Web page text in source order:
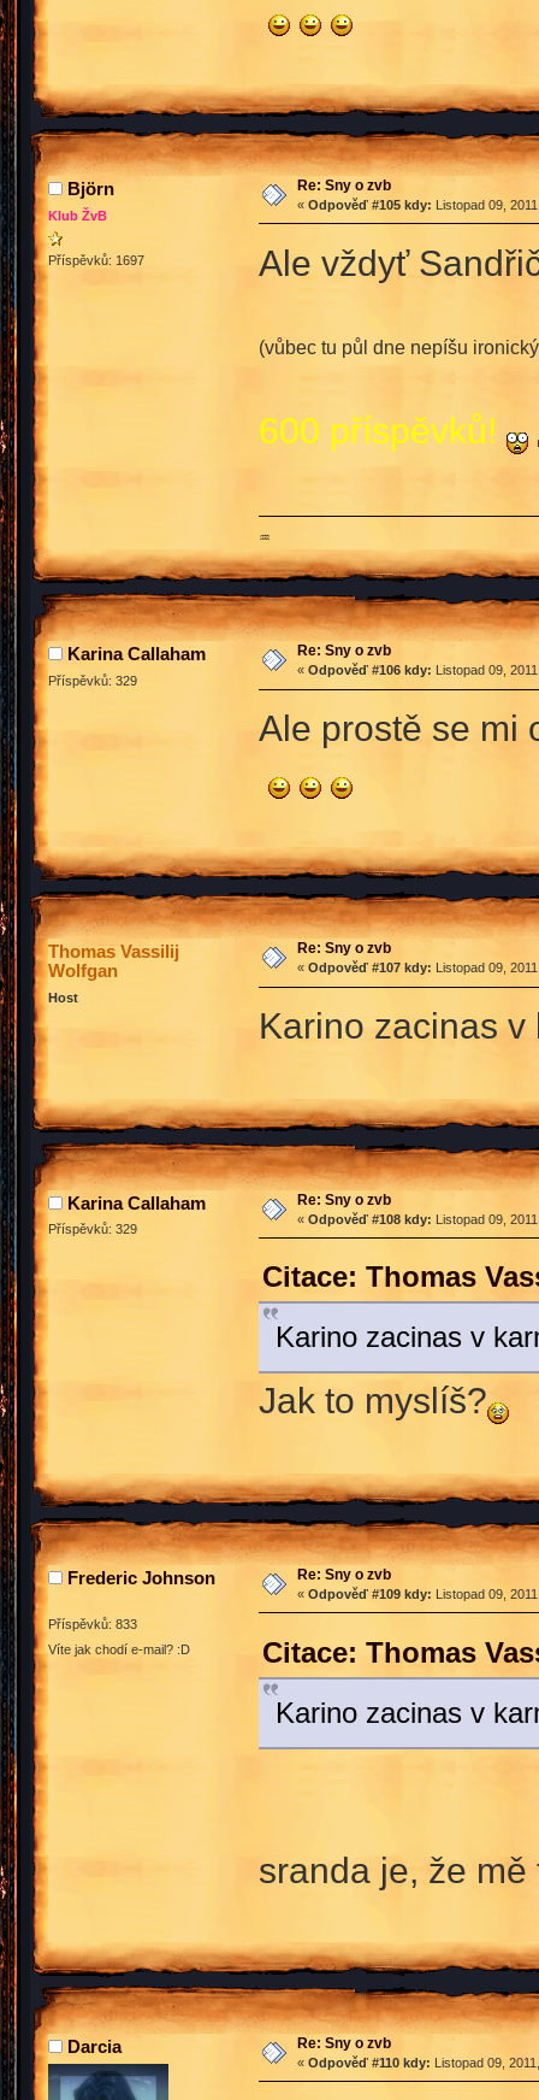
Björn
Klub ŽvB
Příspěvků: 1697
Re: Sny o zvb
« Odpověď #105 kdy: Listopad 09,
Ale vždyť
(vůbec tu půl dne nepíšu
600 příspěvků!
♒
Karina Callaham
Příspěvků: 329
Re: Sny o zvb
« Odpověď #106 kdy: Listopad 09,
Ale prostě se mi
Thomas Vassilij
Wolfgan
Host
Re: Sny o zvb
« Odpověď #107 kdy: Listopad 09,
Karino zacinas
Karina Callaham
Příspěvků: 329
Re: Sny o zvb
« Odpověď #108 kdy: Listopad 09,
Citace: Thomas
Karino zacinas v
Jak to myslíš?
Frederic Johnson
Příspěvků: 833
Víte jak chodí e-mail? :D
Re: Sny o zvb
« Odpověď #109 kdy: Listopad 09,
Citace: Thomas
Karino zacinas v
sranda je, že
Darcia Re: Sny o zvb
« Odpověď #110 kdy: Listopad 09,